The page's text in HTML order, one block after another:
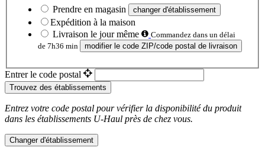
Prendre en magasin changer d'établissement
Expédition à la maison
Livraison le jour même
Commandez dans un délai
de 7h36 min
modifier le code ZIP/code postal de livraison
Entrer le code postal
Trouvez des établissements
Entrez votre code postal pour vérifier la disponibilité du produit
dans les établissements U-Haul près de chez vous.
Changer d'établissement